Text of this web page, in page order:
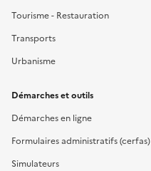
Tourisme - Restauration
Transports
Urbanisme
Démarches et outils
Démarches en ligne
Formulaires administratifs (cerfas)
Simulateurs